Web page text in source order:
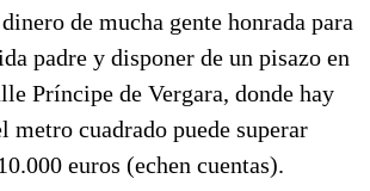
de mucha gente honrada para
padre y disponer de un pisazo en
Príncipe de Vergara, donde hay
metro cuadrado puede superar
euros (echen cuentas).